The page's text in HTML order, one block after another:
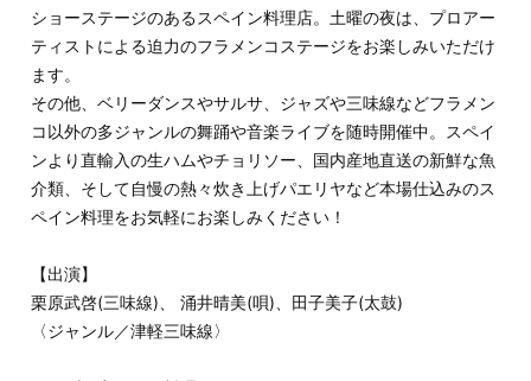
ショーステージのあるスペイン料理店。土曜の夜は、プロアー
ティストによる迫力のフラメンコステージをお楽しみいただけ
ます。
その他、ベリーダンスやサルサ、ジャズや三味線などフラメン
コ以外の多ジャンルの舞踊や音楽ライブを随時開催中。スペイ
ンより直輸入の生ハムやチョリソー、国内産地直送の新鮮な魚
介類、そ して自慢の熱々炊き上げパエリヤなど本場仕込みのス
ペイン料理をお気軽にお楽しみください！
【出演】
栗原武啓(三味線)、 涌井晴美(唄)、田子美子(太鼓)
〈ジャンル／津軽三味線〉